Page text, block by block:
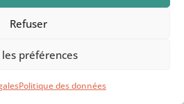
Refuser
préférences
Politique des données